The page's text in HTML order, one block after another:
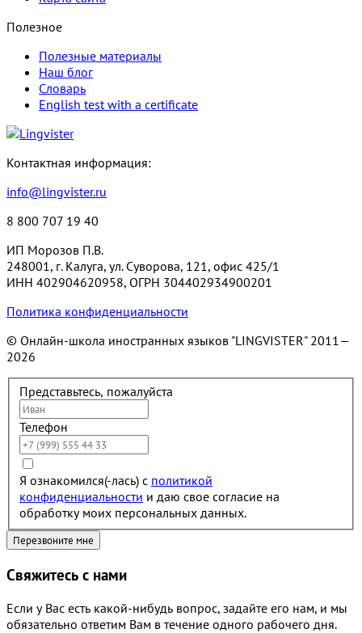
Полезное
Полезные материалы
Наш блог
Словарь
English test with a certificate
Контактная информация:
info@lingvister.ru
8 800 707 19 40
ИП Морозов П.В.
248001, г. Калуга, ул. Суворова, 121, офис 425/1
ИНН 402904620958, ОГРН 304402934900201
Политика конфиденциальности
© Онлайн-школа иностранных языков "LINGVISTER" 2011—
2026
Представьтесь, пожалуйста
Телефон
Я ознакомился(-лась) с политикой
конфиденциальности и даю свое согласие на
обработку моих персональных данных.
Свяжитесь с нами
Если у Вас есть какой-нибудь вопрос, задайте его нам, и мы
обязательно ответим Вам в течение одного рабочего дня.